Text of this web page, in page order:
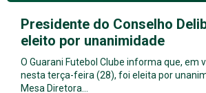
Presidente do Conselho
eleito por unanimidade
O Guarani Futebol Clube informa que, em
nesta terça-feira (28), foi eleita por
Mesa Diretora…